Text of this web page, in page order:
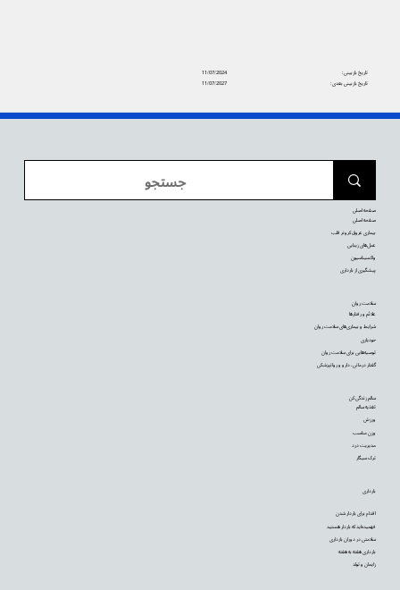
11/07/2024
تاریخ بازبینی:
11/07/2027
تاریخ بازبینی بعدی:
بارداری
اقدام برای باردار شدن
فهمیده‌اید که باردار هستید
سلامتی در دوران بارداری
بارداری هفته به هفته
زایمان و تولد
سالم زندگی کن
تغذیه سالم
ورزش
وزن مناسب
مدیریت درد
ترک سیگار
سلامت روان
علائم و رفتارها
شرایط و بیماری‌های سلامت روان
خودیاری
توصیه‌‌هایی برای سلامت روان
گفتار درمانی، دارو و روانپزشکی
صفحه اصلی
صفحه اصلی
بیماری عروق کرونر قلب
عمل‌های زیبایی
واکسیناسیون
پیشگیری از بارداری